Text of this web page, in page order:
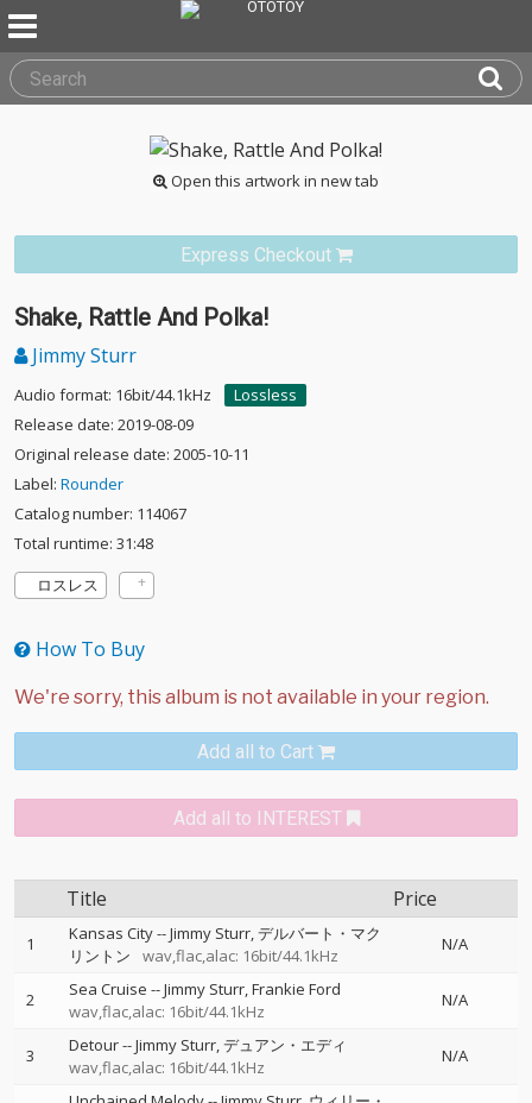
Open this artwork in new tab
Express Checkout
Shake, Rattle And Polka!
Jimmy Sturr
Audio format: 16bit/44.1kHz
Lossless
Release date: 2019-08-09
Original release date: 2005-10-11
Label: Rounder
Catalog number: 114067
Total runtime: 31:48
ロスレス
How To Buy
Add all to Cart
Add all to INTEREST
Title Price
1 Kansas City--Jimmy Sturr デルバート・マク
リントン
wav,flac,alac: 16bit/44.1kHz
N/A
2 Sea Cruise --Jimmy Sturr Frankie Ford
wav,flac,alac: 16bit/44.1kHz
N/A
3 Detour--Jimmy Sturr デュアン・エディ
wav,flac,alac: 16bit/44.1kHz
N/A